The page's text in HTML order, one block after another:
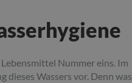
Nummer eins. Im
dieses Wassers vor. Denn was